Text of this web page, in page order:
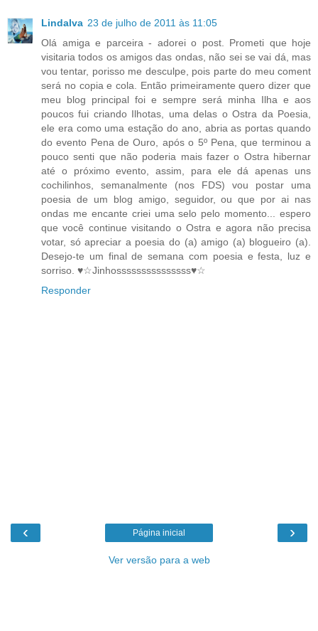
Lindalva 23 de julho de 2011 às 11:05
Olá amiga e parceira - adorei o post. Prometi que hoje
visitaria todos os amigos das ondas, não sei se vai dá, mas
vou tentar, porisso me desculpe, pois parte do meu coment
será no copia e cola. Então primeiramente quero dizer que
meu blog principal foi e sempre será minha Ilha e aos
poucos fui criando Ilhotas, uma delas o Ostra da Poesia,
ele era como uma estação do ano, abria as portas quando
do evento Pena de Ouro, após o 5º Pena, que terminou a
pouco senti que não poderia mais fazer o Ostra hibernar
até o próximo evento, assim, para ele dá apenas uns
cochilinhos, semanalmente (nos FDS) vou postar uma
poesia de um blog amigo, seguidor, ou que por ai nas
ondas me encante criei uma selo pelo momento... espero
que você continue visitando o Ostra e agora não precisa
votar, só apreciar a poesia do (a) amigo (a) blogueiro (a).
Desejo-te um final de semana com poesia e festa, luz e
sorriso. ♥☆Jinhosssssssssssssss♥☆
Responder
‹ ›
Página inicial
Ver versão para a web